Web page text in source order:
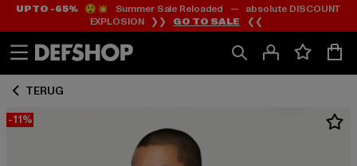
Ga
naar
Ga
naar
UP TO -65%😲💥 Summer Sale Reloaded — absolute DISCOUNT
EXPLOSION ❯❯ GO TO SALE ❮❮
TERUG
-11%